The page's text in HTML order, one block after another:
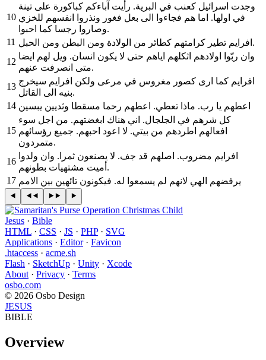
10
وجدت اسرائيل كعنب في البرية. رأيت آباءكم كباكورة على تينة
في اولها. اما هم فجاءوا الى بعل فغور ونذروا انفسهم للخزي
وصاروا رجسا كما احبوا.
11
افرايم تطير كرامتهم كطائر من الولادة ومن البطن ومن الحبل.
12
وان ربّوا اولادهم اثكلهم اياهم حتى لا يكون انسان. ويل لهم ايضا
متى انصرفت عنهم.
13
افرايم كما ارى كصور مغروس في مرعى ولكن افرايم سيخرج
بنيه الى القاتل.
14 اعطهم يا رب. ماذا تعطي. اعطهم رحما مسقطا وثديين يبسين
15
كل شرهم في الجلجال. اني هناك ابغضتهم. من اجل سوء
افعالهم اطردهم من بيتي. لا اعود احبهم. جميع رؤسائهم
متمردون.
16
افرايم مضروب. اصلهم قد جف. لا يصنعون ثمرا. وان ولدوا
أميت مشتهيات بطونهم.
17 يرفضهم الهي لانهم لم يسمعوا له. فيكونون تائهين بين الامم
Jesus · Bible
HTML · CSS · JS · PHP· SVG
Applications · Editor· Favicon
.htaccess · acme.sh
Flash · SketchUp · Unity · Xcode
About · Privacy · Terms
osbo.com
© 2026 Osbo Design
JESUS
BIBLE
Overview